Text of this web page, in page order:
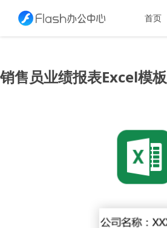
首页
销售员业绩报表Excel模板